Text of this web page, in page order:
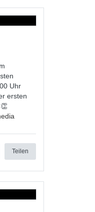
Uhr
ersten
Teilen